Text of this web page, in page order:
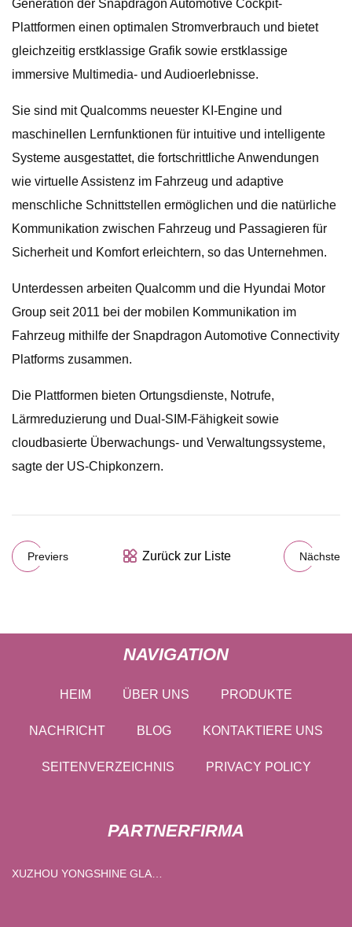
Generation der Snapdragon Automotive Cockpit-
Plattformen einen optimalen Stromverbrauch und bietet
gleichzeitig erstklassige Grafik sowie erstklassige
immersive Multimedia- und Audioerlebnisse.
Sie sind mit Qualcomms neuester KI-Engine und
maschinellen Lernfunktionen für intuitive und intelligente
Systeme ausgestattet, die fortschrittliche Anwendungen
wie virtuelle Assistenz im Fahrzeug und adaptive
menschliche Schnittstellen ermöglichen und die natürliche
Kommunikation zwischen Fahrzeug und Passagieren für
Sicherheit und Komfort erleichtern, so das Unternehmen.
Unterdessen arbeiten Qualcomm und die Hyundai Motor
Group seit 2011 bei der mobilen Kommunikation im
Fahrzeug mithilfe der Snapdragon Automotive Connectivity
Platforms zusammen.
Die Plattformen bieten Ortungsdienste, Notrufe,
Lärmreduzierung und Dual-SIM-Fähigkeit sowie
cloudbasierte Überwachungs- und Verwaltungssysteme,
sagte der US-Chipkonzern.
Previers Zurück zur Liste Nächste
NAVIGATION
HEIM ÜBER UNS PRODUKTE
NACHRICHT BLOG KONTAKTIERE UNS
SEITENVERZEICHNIS PRIVACY POLICY
PARTNERFIRMA
XUZHOU YONGSHINE GLAS